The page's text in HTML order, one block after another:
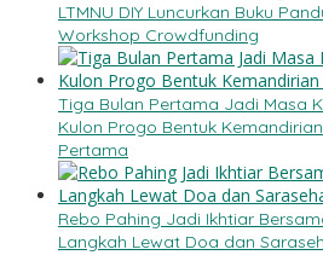
LTMNU DIY Luncurkan Buku
Workshop Crowdfunding
Tiga Bulan Pertama Jadi Masa
Kulon Progo Bentuk
Pertama
Rebo Pahing Jadi Ikhtiar
Langkah Lewat Doa dan